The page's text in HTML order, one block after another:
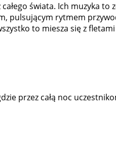
świata. Ich muzyka to
pulsującym rytmem
to miesza się z
przez całą noc